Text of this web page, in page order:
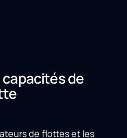
de
de flottes et les